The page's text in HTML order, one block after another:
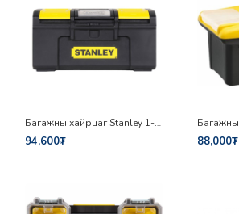
Багажны хайрцаг Stanley 1-
79-216
94,600₮
92-906
88,000₮